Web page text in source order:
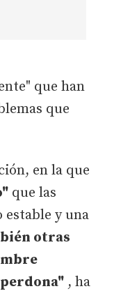
que han
que
en la que
que las
estable y una
otras
, ha